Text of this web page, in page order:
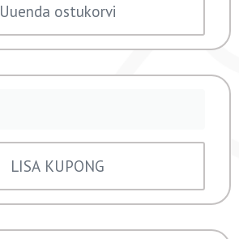
Uuenda ostukorvi
LISA KUPONG